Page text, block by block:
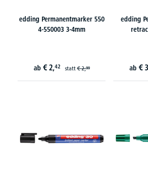
edding Permanentmarker 550
4-550003 3-4mm
ab € 2,42 statt€ 2,99
edding
ab €